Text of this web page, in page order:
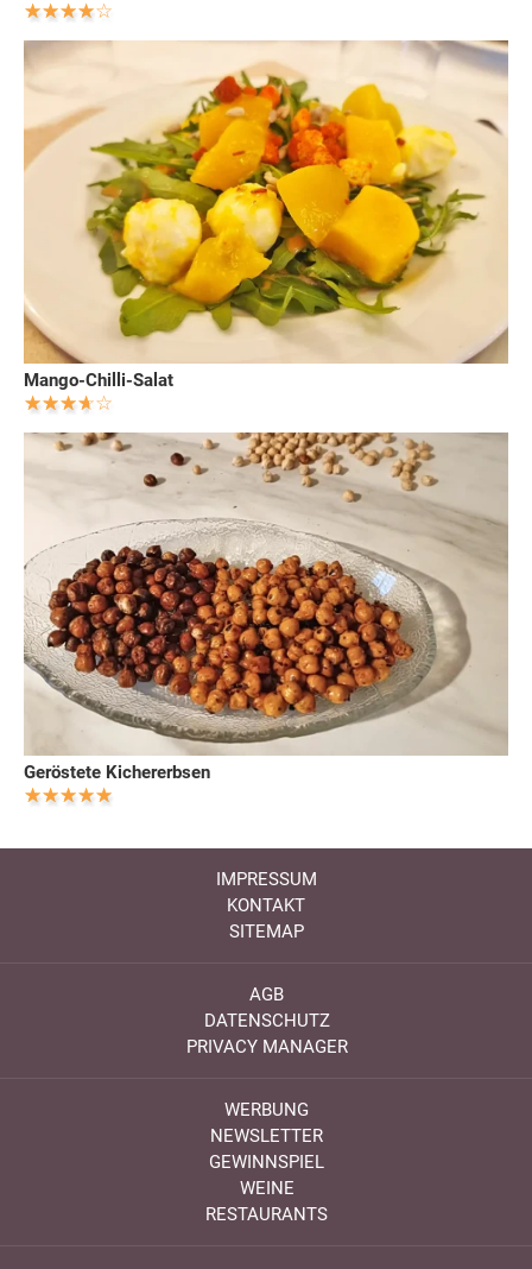
Mango-Chilli-Salat
Geröstete Kichererbsen
IMPRESSUM
KONTAKT
SITEMAP
AGB
DATENSCHUTZ
PRIVACY MANAGER
WERBUNG
NEWSLETTER
GEWINNSPIEL
WEINE
RESTAURANTS